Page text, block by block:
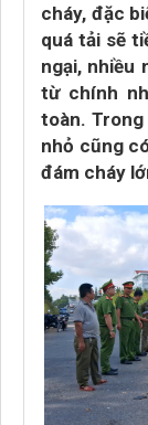
cháy, đặc
quá tải sẽ
ngại, nhiều
từ chính
toàn.
nhỏ cũng
đám cháy